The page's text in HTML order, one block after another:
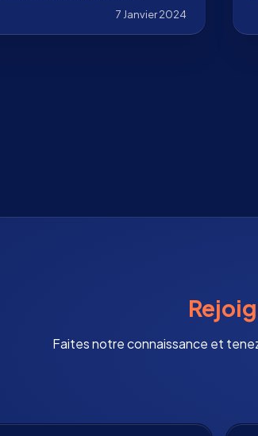
annoncés en décembre de vos7 Janvier 2024
Faites notre connaissance et